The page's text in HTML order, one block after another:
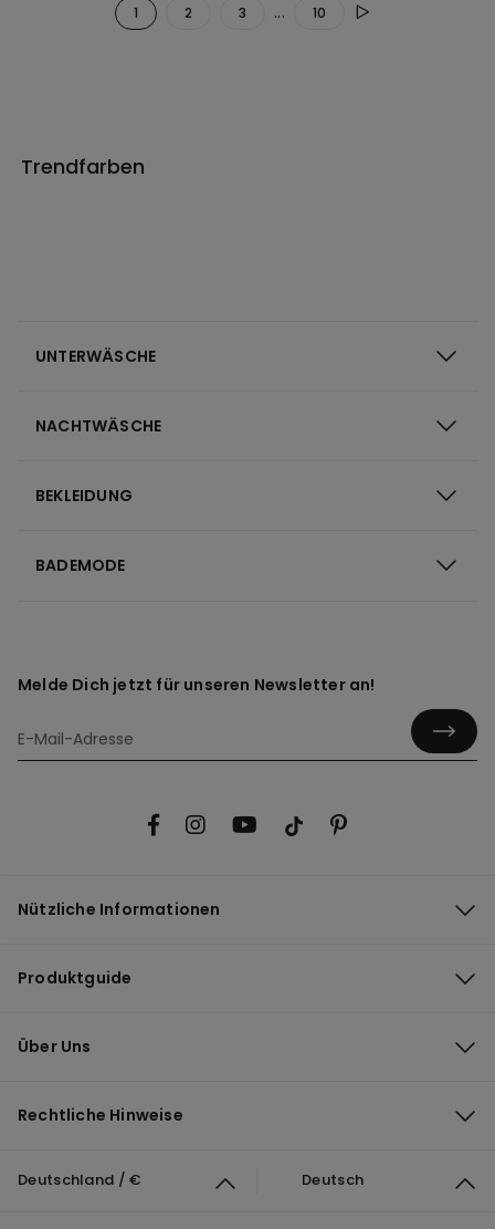
1 2 3 ... 10
Trendfarben
UNTERWÄSCHE
NACHTWÄSCHE
BEKLEIDUNG
BADEMODE
Melde Dich jetzt für unseren Newsletter an!
Nützliche Informationen
Produktguide
Über Uns
Rechtliche Hinweise
Deutschland / € Deutsch